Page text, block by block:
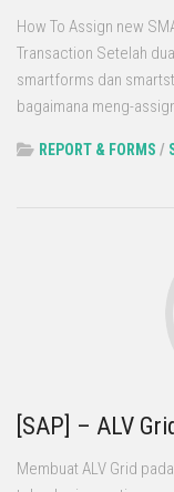
How To Assign new
Transaction Setelah
smartforms dan
bagaimana meng-
REPORT & FORMS /
[SAP] – ALV
Membuat ALV Grid